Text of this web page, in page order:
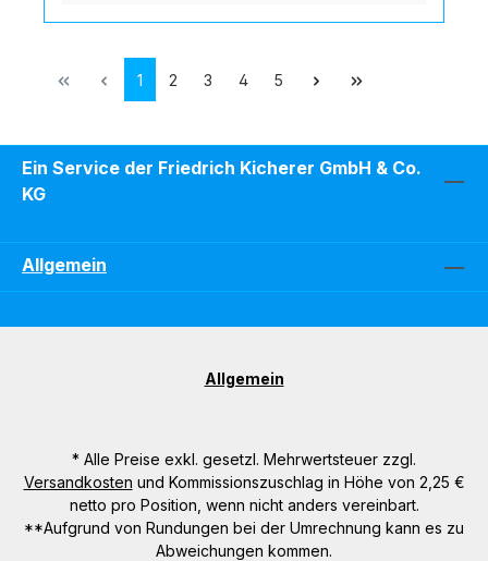
Seite
1 Seite
2 Seite
3 Seite
4 Seite
5
Ein Service der Friedrich Kicherer GmbH & Co.
KG
Allgemein
Allgemein
* Alle Preise exkl. gesetzl. Mehrwertsteuer zzgl.
Versandkosten und Kommissionszuschlag in Höhe von 2,25 €
netto pro Position, wenn nicht anders vereinbart.
**Aufgrund von Rundungen bei der Umrechnung kann es zu
Abweichungen kommen.